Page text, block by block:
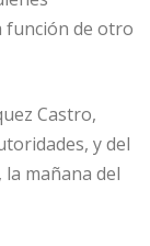
función de otro
Castro,
y del
mañana del